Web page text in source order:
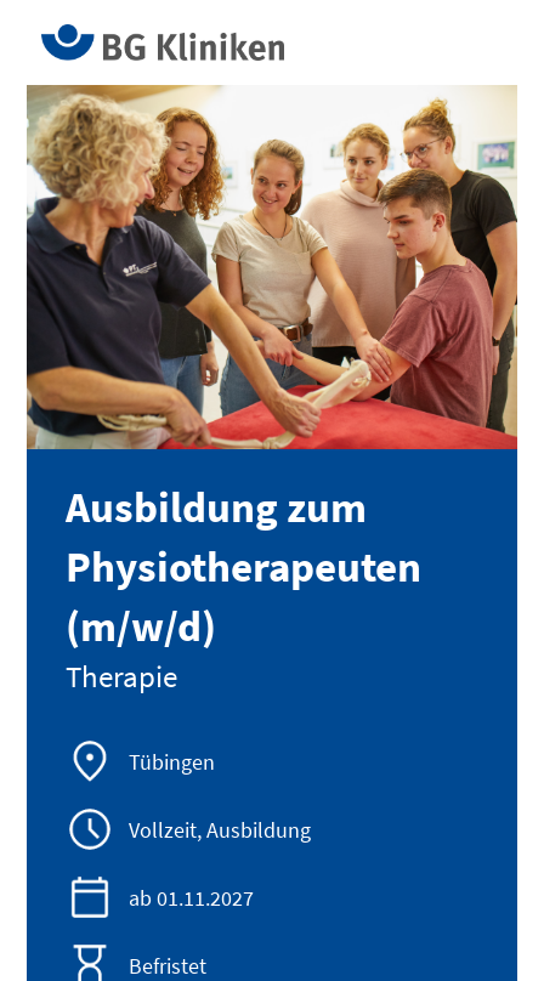
Ausbildung zum
Physiotherapeuten
(m/w/d)
Therapie
Tübingen
Vollzeit, Ausbildung
ab 01.11.2027
Befristet